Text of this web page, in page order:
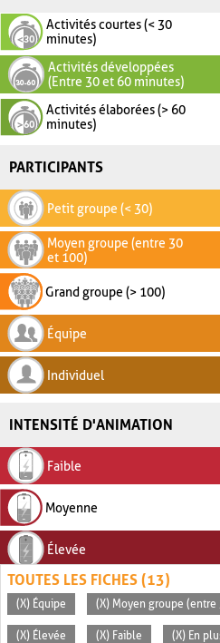
Activités courtes (< 30
minutes)
Activités développées
(Entre 30 et 60 minutes)
Activités élaborées (> 60
minutes)
PARTICIPANTS
Petit groupe (< 30)
Moyen groupe (entre 30
et 100)
Grand groupe (> 100)
Équipe
Individuel
INTENSITÉ D'ANIMATION
Faible
Moyenne
Élevée
TOUTES LES FICHES (13)
(X) Équipe (X) Moyen groupe (entre
(X) Élevée (X) Faible (X) En